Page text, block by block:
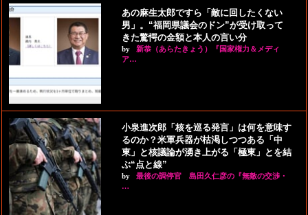
あの麻生太郎ですら「敵に回したくない
男」。“福岡県議会のドン”が受け取って
きた驚愕の金額と本人の言い分
by
新恭（あらたきょう）『国家権力＆メディ
ア…
小泉進次郎「核を巡る発言」は何を意味す
るのか？米軍兵器が枯渇しつつある「中
東」と核議論が湧き上がる「極東」とを結
ぶ“点と線”
by
最後の調停官 島田久仁彦の『無敵の交渉・
…